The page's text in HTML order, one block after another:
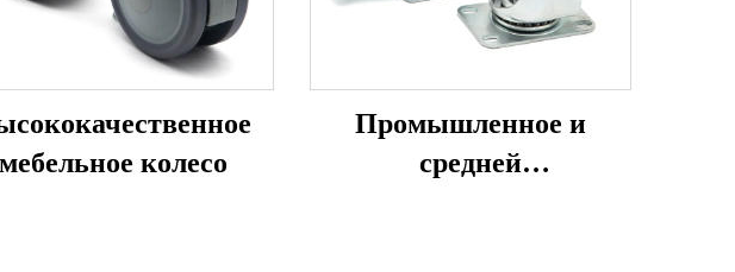
мебельное колесо
Промышленное и
средней